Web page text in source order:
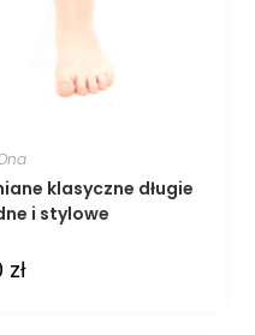
klasyczne długie
i stylowe
zł